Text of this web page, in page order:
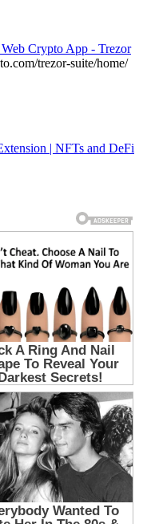
Crypto App - Trezor
trezor-suite/home/
| NFTs and DeFi